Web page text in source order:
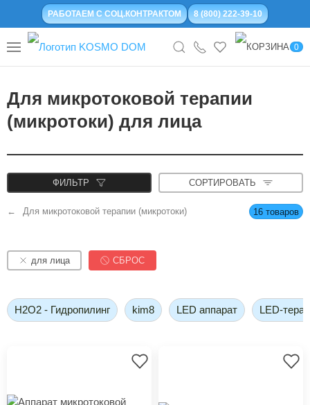
РАБОТАЕМ С СОЦ.КОНТРАКТОМ 8 (800) 222-39-10
0
Для микротоковой терапии
(микротоки) для лица
ФИЛЬТР СОРТИРОВАТЬ
Для микротоковой терапии (микротоки) 16 товаров
для лица СБРОС
H2O2 - Гидропилинг kim8 LED аппарат LED-